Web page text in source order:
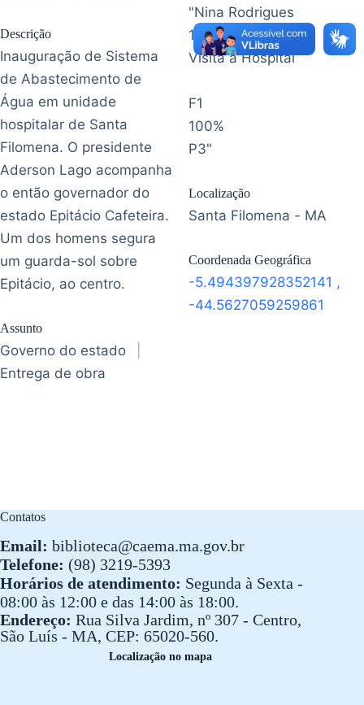
Descrição
Inauguração de Sistema
de Abastecimento de
Água em unidade
hospitalar de Santa
Filomena. O presidente
Aderson Lago acompanha
o então governador do
estado Epitácio Cafeteira.
Um dos homens segura
um guarda-sol sobre
Epitácio, ao centro.
Assunto
Governo do estado
Entrega de obra
"Nina Rodrigues
1ª etapa
Visita a Hospital
F1
100%
P3"
Localização
Santa Filomena - MA
Coordenada Geográfica
-5.494397928352141 ,
-44.5627059259861
Contatos
Email: biblioteca@caema.ma.gov.br
Telefone: (98) 3219-5393
Horários de atendimento: Segunda à Sexta -
08:00 às 12:00 e das 14:00 às 18:00.
Endereço: Rua Silva Jardim, nº 307 - Centro,
São Luís - MA, CEP: 65020-560.
Localização no mapa